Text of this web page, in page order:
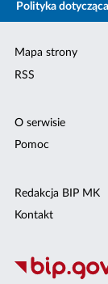
Polityka
Mapa strony
RSS
O serwisie
Pomoc
Redakcja BIP MK
Kontakt